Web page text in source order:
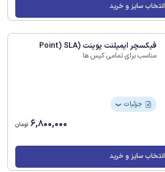
انتخاب سایز و خرید
فیکسچر ایمپلنت پوینت (Point) SLA
مناسب برای تمامی کیس ها
جزئیات ❯
6,800,000 تومان
انتخاب سایز و خرید